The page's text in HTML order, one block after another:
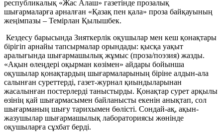
республикалық «Жас Алаш» газетінде прозалық
шығармаларға арналған «Қазақ пен қала» проза байқауының
жеңімпазы – Темірлан Қылышбек.
Кездесу барысында Зияткерлік оқушылар мен кеш қонақтары
бірігіп арнайы тапсырмалар орындады: қысқа уақыт
аралығында шығармашылық жұмыс (проза/поэзия) жазды.
«Ақын өлеңдері оқырман көзімен» айдары бойынша
оқушылар қонақтардың шығармаларының біріне алдын-ала
салынған суреттерді, газет-журнал қиындыларынан
жасалынған постерлерді таныстырды. Қонақтар сурет арқылы
өзінің қай шығармасымен байланысты екенін анықтап, сол
шығарманың шығу тарихымен бөлісті. Сондай-ақ, ақын-
жазушылар шығармашылық лабораториясы жөнінде
оқушыларға сұхбат берді.